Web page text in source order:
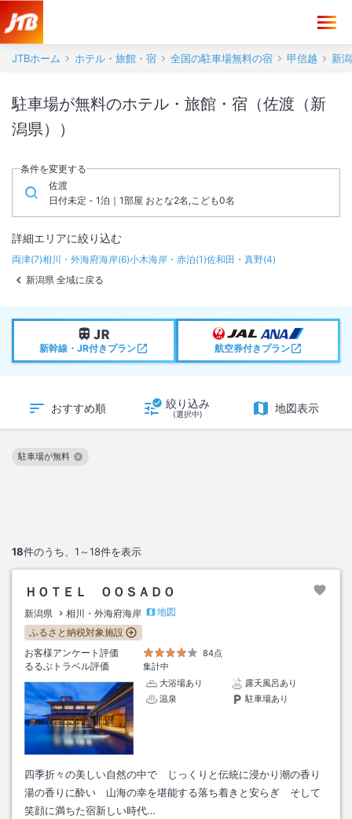
JTBホーム ホテル・旅館・宿 全国の駐車場無料の宿 甲信越 新
駐車場が無料のホテル・旅館・宿（佐渡（新
潟県））
条件を変更する
佐渡
日付未定 - 1泊｜1部屋 おとな2名,こども0名
詳細エリアに絞り込む
両津(7)相川・外海府海岸(6)小木海岸・赤泊(1)佐和田・真野(4)
新潟県 全域に戻る
新幹線・JR付きプラン 航空券付きプラン
おすすめ順 絞り込み
(選択中) 地図表示
18件のうち、 1～18件を表示
駐車場が無料
この絞り込み条件を解除
ＨＯＴＥＬ ＯＯＳＡＤＯ
新潟県 相川・外海府海岸
地図
ふるさと納税対象施設
お客様アンケート評価
84点
るるぶトラベル評価
集計中
大浴場あり
露天風呂あり
温泉
駐車場あり
四季折々の美しい自然の中で じっくりと伝統に浸かり潮の香り
湯の香りに酔い 山海の幸を堪能する落ち着きと安らぎ そして
笑顔に満ちた宿新しい時代…